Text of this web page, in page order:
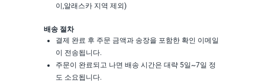
이,알래스카 지역 제외)
배송 절차
결제 완료 후 주문 금액과 송장을 포함한 확인 이메일
이 전송됩니다.
주문이 완료되고 나면 배송 시간은 대략 5일~7일 정
도 소요됩니다.